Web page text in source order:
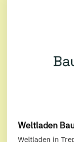
Weltladen
Weltladen in